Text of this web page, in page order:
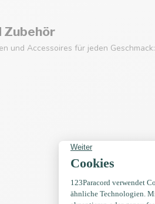
Zubehör
und Accessoires für jeden Geschmack: